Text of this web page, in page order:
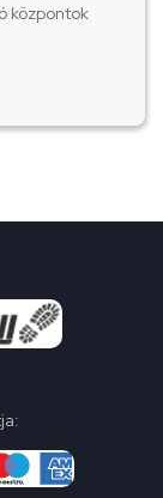
központok